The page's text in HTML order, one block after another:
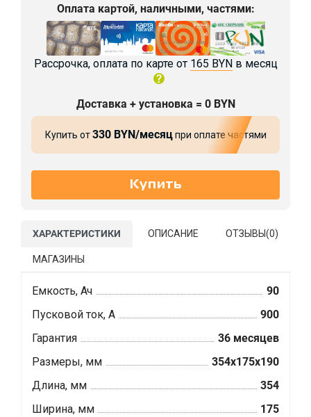
Оплата картой, наличными, частями:
Рассрочка, оплата по карте от 165 BYNв месяц
Доставка + установка = 0 BYN
Купить от330 BYN/месяцпри оплате частями
ХАРАКТЕРИСТИКИ ОПИСАНИЕ ОТЗЫВЫ(0)
МАГАЗИНЫ
Емкость, Ач
90
Пусковой ток, А
900
Гарантия
36 месяцев
Размеры, мм
354x175x190
Длина, мм
354
Ширина, мм
175